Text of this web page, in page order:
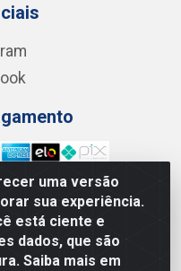
uma versão
sua experiência.
está ciente e
dados, que são
Saiba mais em
- R. Lineu Anterino
Uberlândia - MG CEP
0001-14